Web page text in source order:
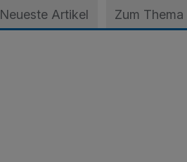
Neueste Artikel Zum Thema